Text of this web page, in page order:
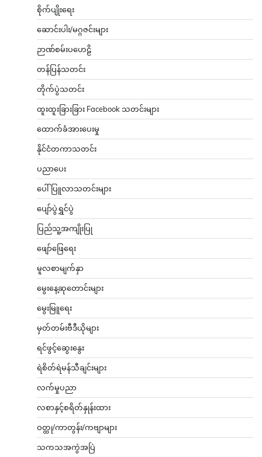
စိုက်ပျိုးရေး
ဆောင်းပါး/မဂ္ဂဇင်းများ
ဉာဏ်စမ်းပဟေဠိ
တန်ပြန်သတင်း
တိုက်ပွဲသတင်း
ထူးထူးခြားခြား Facebook သတင်းများ
ထောက်ခံအားပေးမှု
နိုင်ငံတကာသတင်း
ပညာပေး
ပေါ်ပြူလာသတင်းများ
ပျော်ပွဲရွှင်ပွဲ
ပြည်သူ့အကျိုးပြု
ဖျော်ဖြေရေး
မူလစာမျက်နှာ
မွေးနေ့ဆုတောင်းများ
မွေးမြူရေး
မှတ်တမ်းဗီဒီယိုများ
ရင်ဖွင့်ဆွေးနွေး
ရဲစိတ်ရဲမန်သီချင်းများ
လက်မှုပညာ
လစာနှင့်စရိတ်နှုန်းထား
ဝတ္ထု/ကာတွန်း/ကဗျာများ
သကသအကွဲအပြဲ